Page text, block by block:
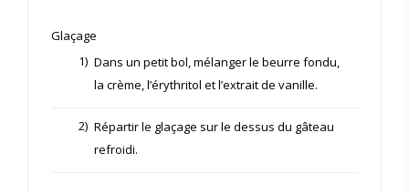
Glaçage
1) Dans un petit bol, mélanger le beurre fondu,
la crème, l’érythritol et l’extrait de vanille.
2) Répartir le glaçage sur le dessus du gâteau
refroidi.